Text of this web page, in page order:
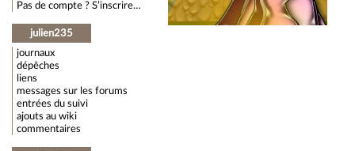
Pas de compte ? S’inscrire…
julien235
journaux
dépêches
liens
messages sur les forums
entrées du suivi
ajouts au wiki
commentaires